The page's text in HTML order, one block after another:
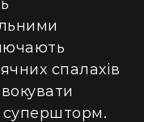
спалахів
супершторм.